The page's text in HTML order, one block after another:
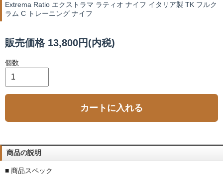
Extrema Ratio エクストラマ ラティオ ナイフ イタリア製 TK フルク
ラム C トレーニング ナイフ
販売価格 13,800円(内税)
個数
カートに入れる
商品の説明
■ 商品スペック